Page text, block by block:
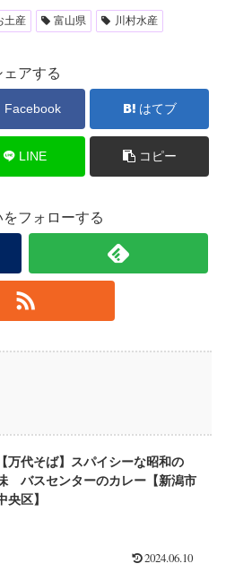
土産 富山県 川村水産
ェアする
Facebook はてブ
LINE コピー
をフォローする
【万代そば】スパイシーな昭和の
バスセンターのカレー【新潟市
央区】
2024.06.10